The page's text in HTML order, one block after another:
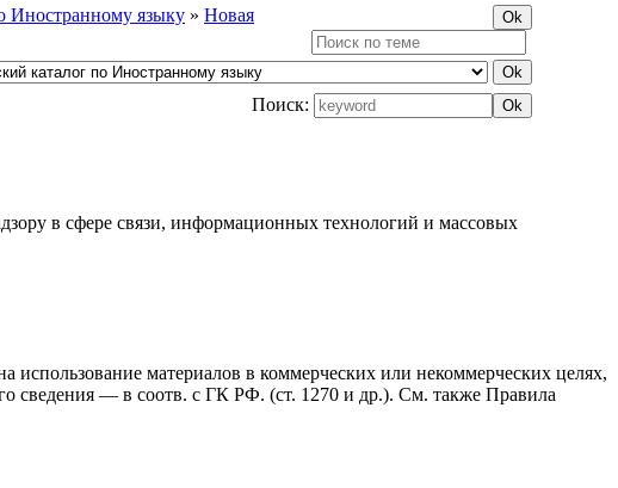
Иностранному языку » Новая
Поиск:
в сфере связи, информационных технологий и массовых
использование материалов в коммерческих или некоммерческих целях,
сведения — в соотв. с ГК РФ. (ст. 1270 и др.). См. также Правила